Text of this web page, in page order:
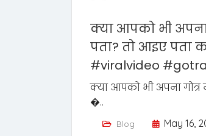
क्या आपको भी अपना
पता? तो आइए पता
#viralvideo #gotra
क्या आपको भी अपना गोत्र
�..
Blog May 16,